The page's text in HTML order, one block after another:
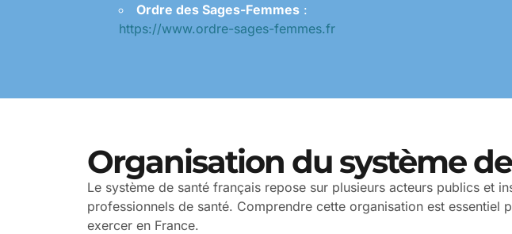
Ordre des Sages-Femmes :
https://www.ordre-sages-femmes.fr
Organisation du système
Le système de santé français repose sur plusieurs acteurs publics et
professionnels de santé. Comprendre cette organisation est
exercer en France.